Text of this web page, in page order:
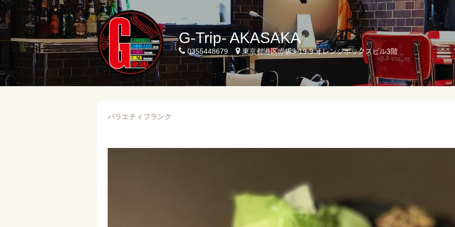
G-Trip- AKASAKA
0355448679 東京都港区赤坂3-19-9 オレンジボックスビル3階
バラエティフランク